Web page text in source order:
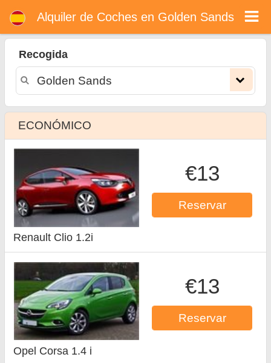
Alquiler de Coches en Golden Sands
Recogida
ECONÓMICO
€13
Reservar
Renault Clio 1.2i
€13
Reservar
Opel Corsa 1.4 i